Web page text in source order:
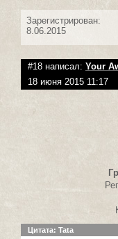
Зарегистрирован:
8.06.2015
#18 написал: Your
18 июня 2015 11:17
Цитата: Tata